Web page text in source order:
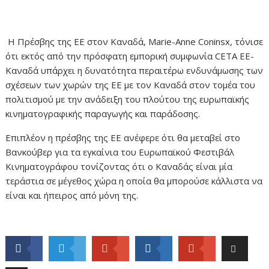
Η Πρέσβης της ΕΕ στον Καναδά, Marie-Anne Coninsx, τόνισε
ότι εκτός από την πρόσφατη εμπορική συμφωνία CETA ΕΕ-
Καναδά υπάρχει η δυνατότητα περαιτέρω ενδυνάμωσης των
σχέσεων των χωρών της ΕΕ με τον Καναδά στον τομέα του
πολιτισμού με την ανάδειξη του πλούτου της ευρωπαϊκής
κινηματογραφικής παραγωγής και παράδοσης.
Επιπλέον η πρέσβης της ΕΕ ανέφερε ότι θα μεταβεί στο
Βανκούβερ για τα εγκαίνια του Ευρωπαϊκού Φεστιβάλ
Κινηματογράφου τονίζοντας ότι ο Καναδάς είναι μία
τεράστια σε μέγεθος χώρα η οποία θα μπορούσε κάλλιστα να
είναι και ήπειρος από μόνη της.